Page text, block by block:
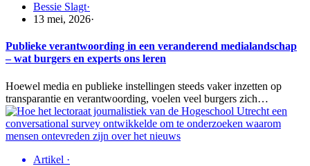
Bessie Slagt·
13 mei, 2026·
Publieke verantwoording in een veranderend medialandschap
– wat burgers en experts ons leren
Hoewel media en publieke instellingen steeds vaker inzetten op
transparantie en verantwoording, voelen veel burgers zich…
Artikel ·